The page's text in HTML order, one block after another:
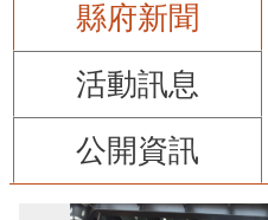
縣府新聞
活動訊息
公開資訊